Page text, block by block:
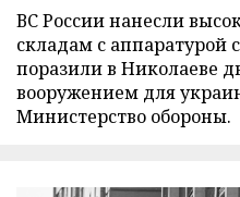
ВС России нанесли
складам с аппаратурой
поразили в Николаеве
вооружением для
Министерство обороны.